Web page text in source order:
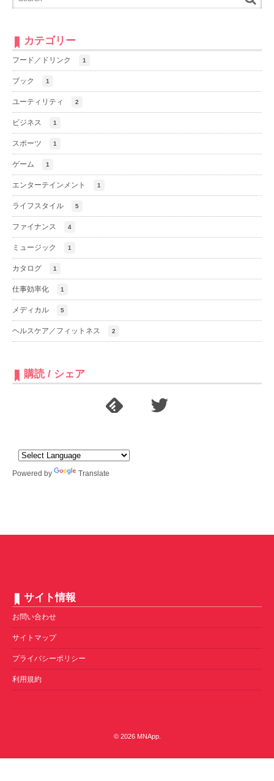
カテゴリー
フード／ドリンク 1
ブック 1
ユーティリティ 2
ビジネス 1
スポーツ 1
ゲーム 1
エンターテインメント 1
ライフスタイル 5
ファイナンス 4
ミュージック 1
カタログ 1
仕事効率化 1
メディカル 5
ヘルスケア／フィットネス 2
購読 / シェア
Powered by Translate
サイト情報
お問い合わせ
サイトマップ
プライバシーポリシー
利用規約
© 2026 MNApp.